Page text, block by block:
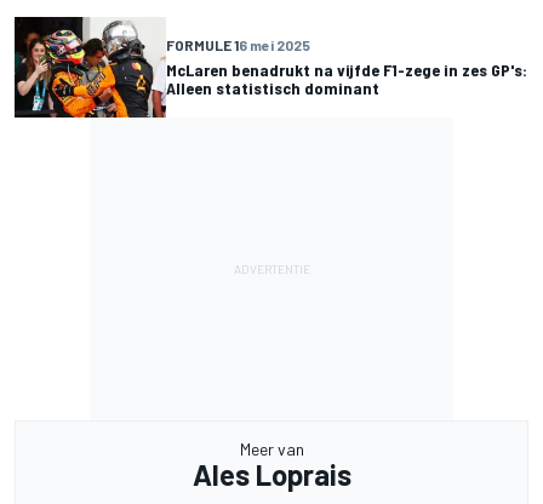
FORMULE 16 mei 2025
McLaren benadrukt na vijfde F1-zege in zes GP's:
Alleen statistisch dominant
Meer van
Ales Loprais